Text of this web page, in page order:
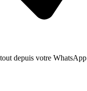
depuis votre WhatsApp